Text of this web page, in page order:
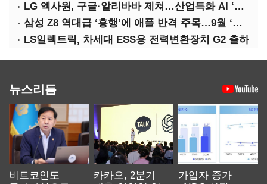
LG 엑사원, 구글·알리바바 제쳐…산업특화 AI ‘속도’
삼성 Z8 역대급 ‘흥행’에 애플 반격 주목…9월 ‘폴더블 대전’
LS일렉트릭, 차세대 ESS용 전력변환장치 G2 출하
뉴스리듬
비트코인도
카카오, 2분기
가입자 증가